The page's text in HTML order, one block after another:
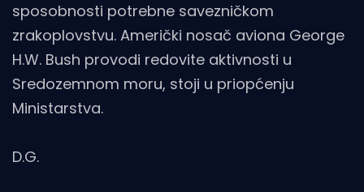
sposobnosti potrebne savezničkom
zrakoplovstvu. Američki nosač aviona George
H.W. Bush provodi redovite aktivnosti u
Sredozemnom moru, stoji u priopćenju
Ministarstva.
D.G.